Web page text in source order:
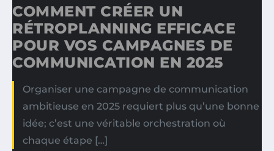
COMMENT CRÉER UN
RÉTROPLANNING EFFICACE
POUR VOS CAMPAGNES DE
COMMUNICATION EN 2025
Organiser une campagne de communication
ambitieuse en 2025 requiert plus qu’une bonne
idée; c’est une véritable orchestration où
chaque étape […]